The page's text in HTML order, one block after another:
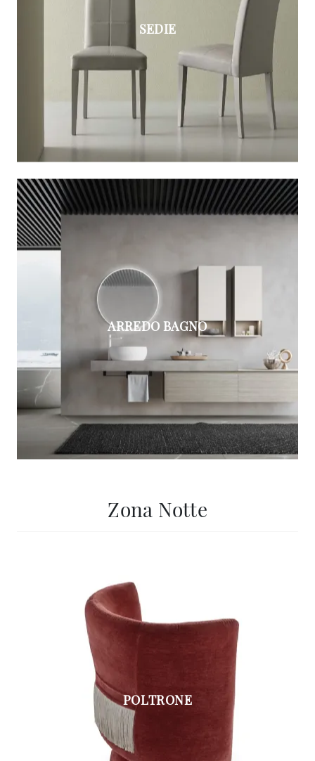
SEDIE
ARREDO BAGNO
Zona Notte
POLTRONE